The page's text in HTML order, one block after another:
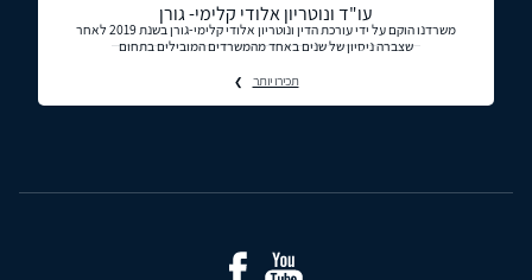
עו"ד ונוטריון אלודי קלימי- גורן
משרדנו הוקם על ידי עורכת הדין ונוטריון אלודי קלימי-גורן בשנת 2019 לאחר
שצברה ניסיון של שנים באחד מהמשרדים המובילים בתחום
תכירו יותר